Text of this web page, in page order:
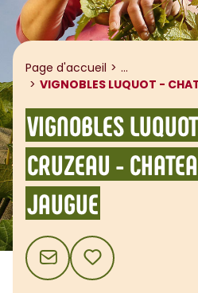
Page d'accueil ...
VIGNOBLES LUQUOT -
VIGNOBLES
CRUZEAU -
JAUGUE
CONTACTAJOUTER AUX